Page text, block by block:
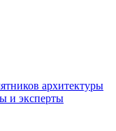
архитектуры
и эксперты